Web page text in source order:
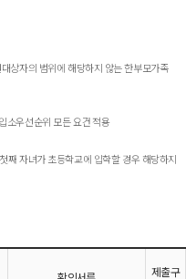
상자의 범위에 해당하지 않는 한부모가족
소우선순위 모든 요건 적용
째 자녀가 초등학교에 입학할 경우 해당하지
제출구